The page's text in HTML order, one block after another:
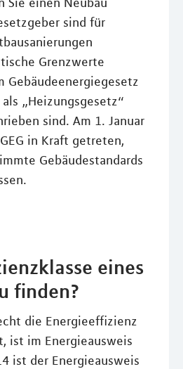
sind für
Grenzwerte
Gebäudeenergiegesetz
„Heizungsgesetz“
sind. Am 1. Januar
in Kraft getreten,
Gebäudestandards
eines
finden?
die Energieeffizienz
ist im Energieausweis
ist der Energieausweis